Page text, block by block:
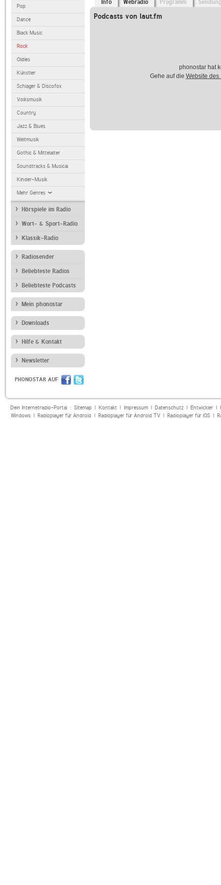
Pop
Dance
Black Music
Rock
Oldies
Künstler
Schlager & Discofox
Volksmusik
Country
Jazz & Blues
Weltmusik
Gothic & Mittelalter
Soundtracks & Musical
Kinder-Musik
Mehr Genres
Hörspiele im Radio
Wort- & Sport-Radio
Klassik-Radio
Radiosender
Beliebteste Radios
Beliebteste Podcasts
Mein phonostar
Downloads
Hilfe & Kontakt
Newsletter
PHONOSTAR AUF
Info Webradio Programm
Podcasts von laut.fm
phonostar hat
Gehe auf die Website des
Dein Internetradio-Portal : Sitemap| Kontakt| Impressum| Datenschutz| Entwickler|
Windows| Radioplayer für Android| Radioplayer für Android TV| Radioplayer für iOS|